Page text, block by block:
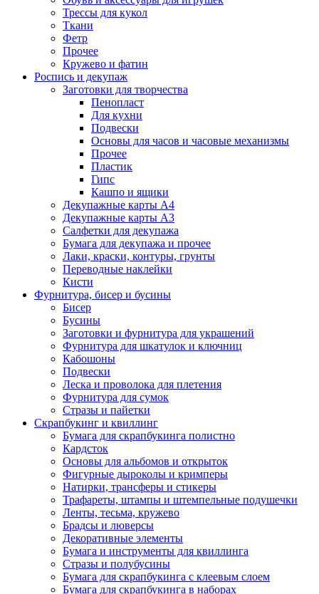
Трессы для кукол
Ткани
Фетр
Прочее
Кружево и фатин
Роспись и декупаж
Заготовки для творчества
Пенопласт
Для кухни
Подвески
Основы для часов и часовые механизмы
Прочее
Пластик
Гипс
Кашпо и ящики
Декупажные карты А4
Декупажные карты А3
Салфетки для декупажа
Бумага для декупажа и прочее
Лаки, краски, контуры, грунты
Переводные наклейки
Кисти
Фурнитура, бисер и бусины
Бисер
Бусины
Заготовки и фурнитура для украшений
Фурнитура для шкатулок и ключниц
Кабошоны
Подвески
Леска и проволока для плетения
Фурнитура для сумок
Стразы и пайетки
Скрапбукинг и квиллинг
Бумага для скрапбукинга полистно
Кардсток
Основы для альбомов и открыток
Фигурные дыроколы и кримперы
Натирки, трансферы и стикеры
Трафареты, штампы и штемпельные подушечки
Ленты, тесьма, кружево
Брадсы и люверсы
Декоративные элементы
Бумага и инструменты для квиллинга
Стразы и полубусины
Бумага для скрапбукинга с клеевым слоем
Бумага для скрапбукинга в наборах